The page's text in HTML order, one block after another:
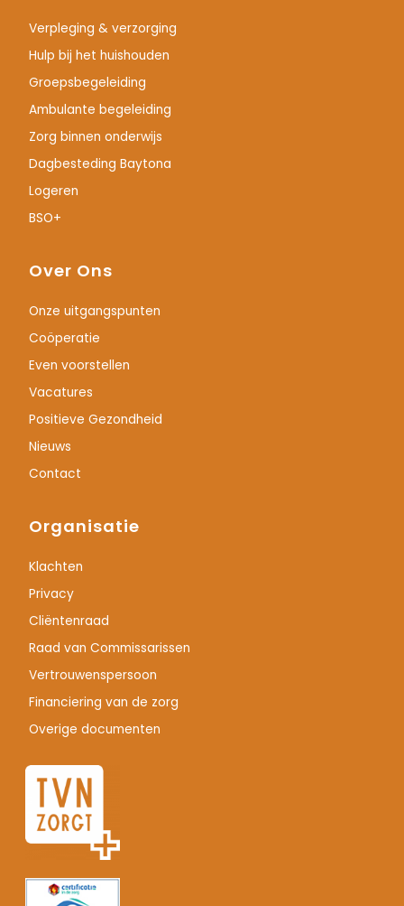
Verpleging & verzorging
Hulp bij het huishouden
Groepsbegeleiding
Ambulante begeleiding
Zorg binnen onderwijs
Dagbesteding Baytona
Logeren
BSO+
Over Ons
Onze uitgangspunten
Coöperatie
Even voorstellen
Vacatures
Positieve Gezondheid
Nieuws
Contact
Organisatie
Klachten
Privacy
Cliëntenraad
Raad van Commissarissen
Vertrouwenspersoon
Financiering van de zorg
Overige documenten